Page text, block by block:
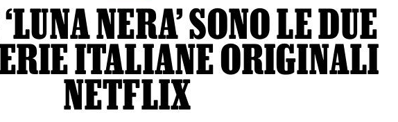
NERA’ SONO LE DUE
ITALIANE ORIGINALI
NETFLIX